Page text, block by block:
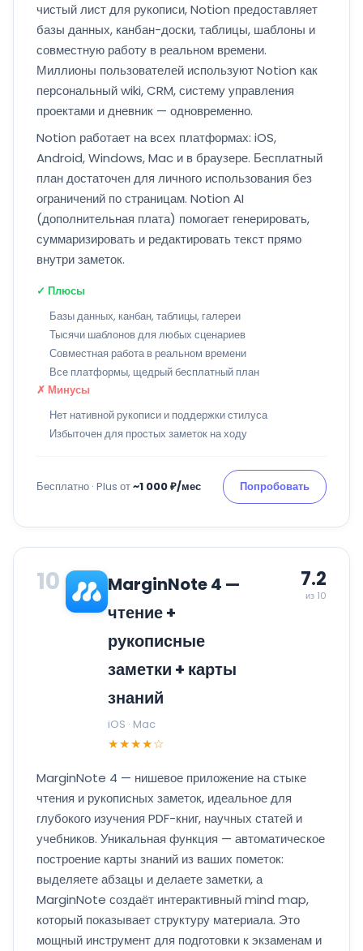
чистый лист для рукописи, Notion предоставляет
базы данных, канбан-доски, таблицы, шаблоны и
совместную работу в реальном времени.
Миллионы пользователей используют Notion как
персональный wiki, CRM, систему управления
проектами и дневник — одновременно.
Notion работает на всех платформах: iOS,
Android, Windows, Mac и в браузере. Бесплатный
план достаточен для личного использования без
ограничений по страницам. Notion AI
(дополнительная плата) помогает генерировать,
суммаризировать и редактировать текст прямо
внутри заметок.
✓ Плюсы
Базы данных, канбан, таблицы, галереи
Тысячи шаблонов для любых сценариев
Совместная работа в реальном времени
Все платформы, щедрый бесплатный план
✗ Минусы
Нет нативной рукописи и поддержки стилуса
Избыточен для простых заметок на ходу
Бесплатно · Plus от~1 000 ₽/мес Попробовать
10
MarginNote 4 —
чтение +
рукописные
заметки + карты
знаний
iOS · Mac
★★★★☆
7.2
из 10
MarginNote 4 — нишевое приложение на стыке
чтения и рукописных заметок, идеальное для
глубокого изучения PDF-книг, научных статей и
учебников. Уникальная функция — автоматическое
построение карты знаний из ваших пометок:
выделяете абзацы и делаете заметки, а
MarginNote создаёт интерактивный mind map,
который показывает структуру материала. Это
мощный инструмент для подготовки к экзаменам и